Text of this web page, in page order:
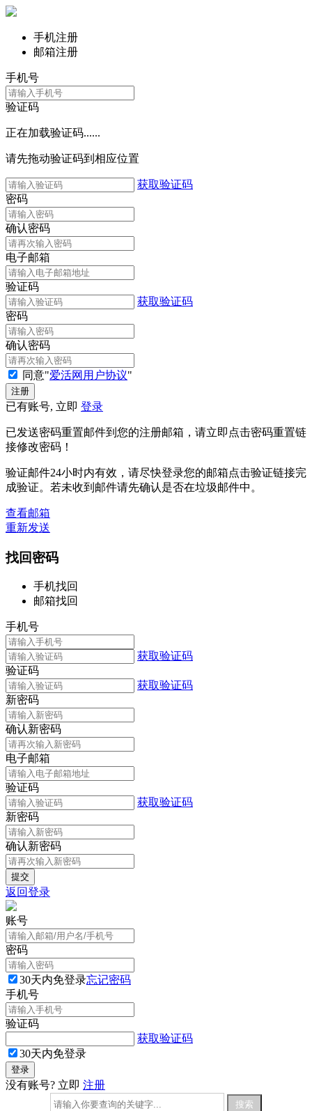
手机注册
邮箱注册
手机号
验证码
正在加载验证码......
请先拖动验证码到相应位置
获取验证码
密码
确认密码
电子邮箱
验证码
获取验证码
密码
确认密码
同意"爱活网用户协议"
已有账号, 立即 登录
已发送密码重置邮件到您的注册邮箱，请立即点击密码重置链
接修改密码！
验证邮件24小时内有效，请尽快登录您的邮箱点击验证链接完
成验证。若未收到邮件请先确认是否在垃圾邮件中。
查看邮箱
重新发送
找回密码
手机找回
邮箱找回
手机号
获取验证码
验证码
获取验证码
新密码
确认新密码
电子邮箱
验证码
获取验证码
新密码
确认新密码
返回登录
账号
密码
30天内免登录忘记密码
手机号
验证码
获取验证码
30天内免登录
没有账号? 立即 注册